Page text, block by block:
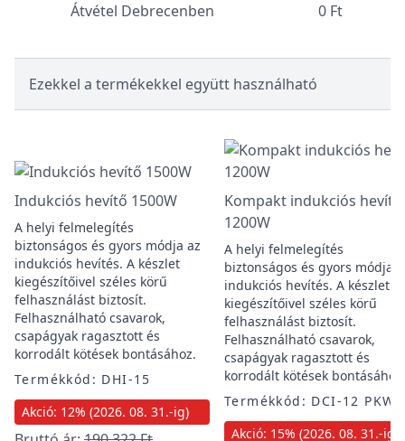
Átvétel Debrecenben
0 Ft
Ezekkel a termékekkel együtt használható
Indukciós hevítő 1500W
A helyi felmelegítés
biztonságos és gyors módja az
indukciós hevítés. A készlet
kiegészítőivel széles körű
felhasználást biztosít.
Felhasználható csavarok,
csapágyak ragasztott és
korrodált kötések bontásához.
Termékkód: DHI-15
Akció: 12% (2026. 08. 31.-ig)
Kompakt indukciós hevítő
1200W
A helyi felmelegítés
biztonságos és gyors módja
indukciós hevítés. A készlet
kiegészítőivel széles körű
felhasználást biztosít.
Felhasználható csavarok,
csapágyak ragasztott és
korrodált kötések bontásához.
Termékkód: DCI-12 PKW
Akció: 15% (2026. 08. 31.-ig)